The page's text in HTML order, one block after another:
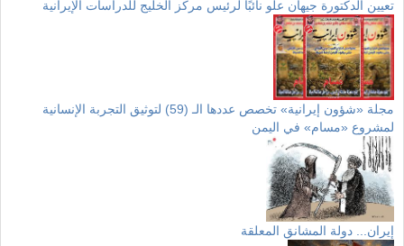
تعيين الدكتورة جيهان علو نائبًا لرئيس مركز الخليج للدراسات الإيرانية
مجلة «شؤون إيرانية» تخصص عددها الـ (59) لتوثيق التجربة الإنسانية
لمشروع «مسام» في اليمن
إيران... دولة المشانق المعلقة